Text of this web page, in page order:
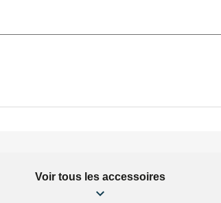
Voir tous les accessoires